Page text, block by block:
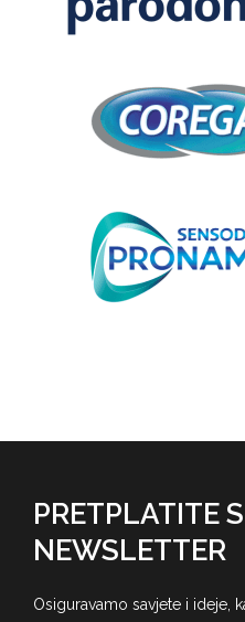
PRETPLATITE
NEWSLETTER
Osiguravamo savjete i ideje,